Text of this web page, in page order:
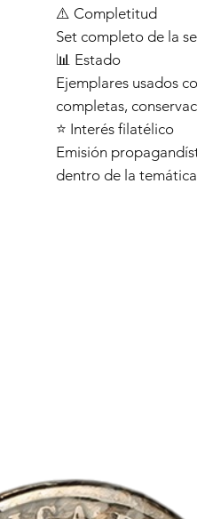
⚠️ Completitud
Set completo de la
📊 Estado
Ejemplares usados
completas,
⭐ Interés filatélico
Emisión
dentro de la